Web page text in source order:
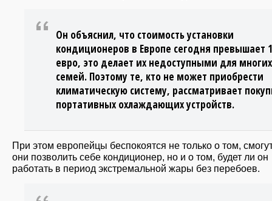
Он объяснил, что стоимость установки
кондиционеров в Европе сегодня превышает
евро, это делает их недоступными для многих
семей. Поэтому те, кто не может приобрести
климатическую систему, рассматривает
портативных охлаждающих устройств.
При этом европейцы беспокоятся не только о том,
они позволить себе кондиционер, но и о том, будет ли он
работать в период экстремальной жары без перебоев.